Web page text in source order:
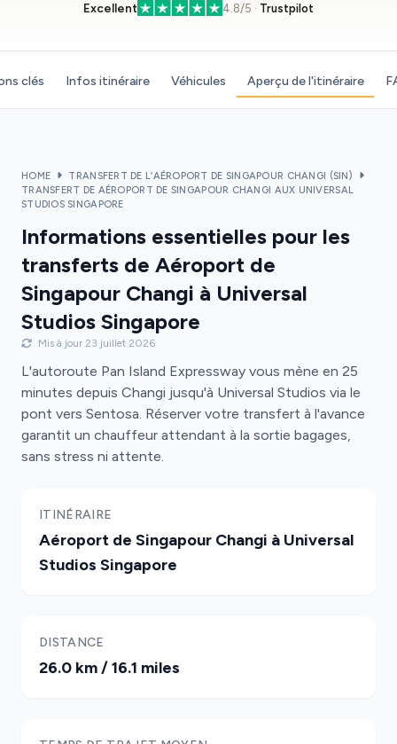
Excellent 4.8/5 · Trustpilot
clés Infos itinéraire Véhicules Aperçu de l'itinéraire
HOME
TRANSFERT DE L’AÉROPORT DE SINGAPOUR CHANGI (SIN)
TRANSFERT DE AÉROPORT DE SINGAPOUR CHANGI AUX UNIVERSAL
STUDIOS SINGAPORE
Informations essentielles pour les
transferts de Aéroport de
Singapour Changi à Universal
Studios Singapore
Mis à jour 23 juillet 2026
L'autoroute Pan Island Expressway vous mène en 25
minutes depuis Changi jusqu'à Universal Studios via le
pont vers Sentosa. Réserver votre transfert à l'avance
garantit un chauffeur attendant à la sortie bagages,
sans stress ni attente.
ITINÉRAIRE
Aéroport de Singapour Changi à Universal
Studios Singapore
DISTANCE
26.0 km / 16.1 miles